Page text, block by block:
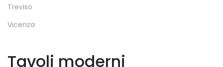
Treviso
Vicenza
Tavoli moderni